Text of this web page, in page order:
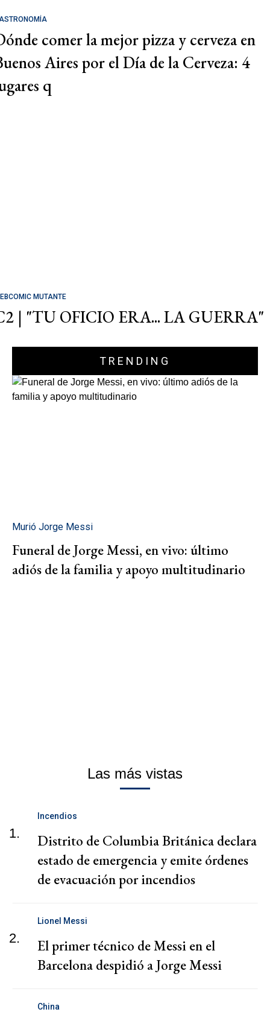
comer la mejor pizza y cerveza en
Aires por el Día de la Cerveza: 4
q
MUTANTE
| "TU OFICIO ERA... LA GUERRA"
TRENDING
Murió Jorge Messi
Funeral de Jorge Messi, en vivo: último
adiós de la familia y apoyo multitudinario
Las más vistas
1.
Incendios
Distrito de Columbia Británica declara
estado de emergencia y emite órdenes
de evacuación por incendios
2.
Lionel Messi
El primer técnico de Messi en el
Barcelona despidió a Jorge Messi
China